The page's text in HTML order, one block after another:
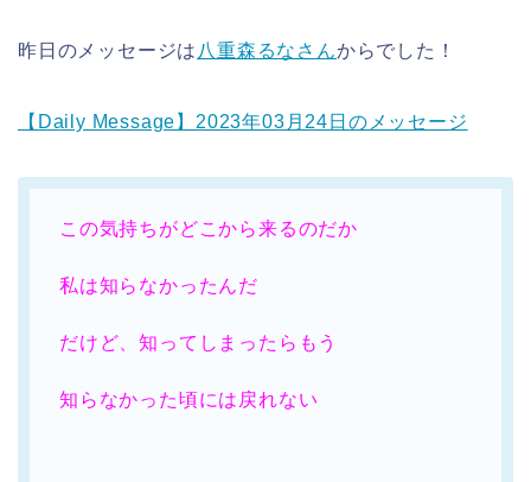
昨日のメッセージは 八重森るなさんからでした！
【Daily Message】2023年03月24日のメッセージ
この気持ちがどこから来るのだか
私は知らなかったんだ
だけど、知ってしまったらもう
知らなかった頃には戻れない